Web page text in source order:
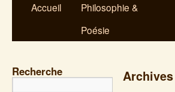
Accueil
Philosophie &
Poésie
Recherche